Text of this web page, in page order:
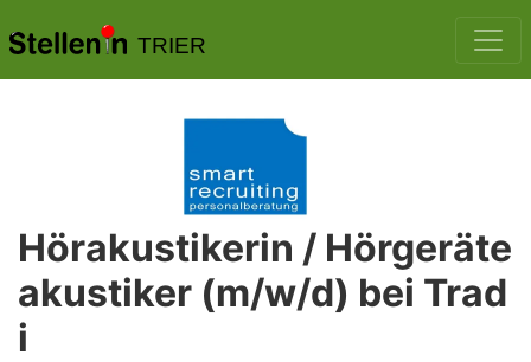
TRIER
Hörakustikerin / Hörgeräte
akustiker (m/w/d) bei Trad
i